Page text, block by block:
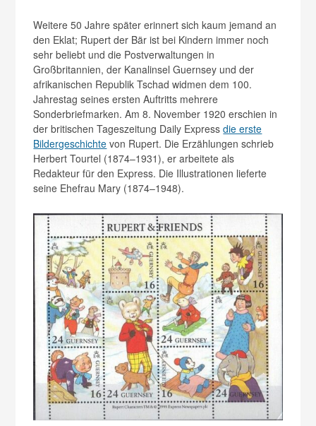
Weitere 50 Jahre später erinnert sich kaum jemand an
den Eklat; Rupert der Bär ist bei Kindern immer noch
sehr beliebt und die Postverwaltungen in
Großbritannien, der Kanalinsel Guernsey und der
afrikanischen Republik Tschad widmen dem 100.
Jahrestag seines ersten Auftritts mehrere
Sonderbriefmarken. Am 8. November 1920 erschien in
der britischen Tageszeitung Daily Expressdie erste
Bildergeschichte von Rupert. Die Erzählungen schrieb
Herbert Tourtel (1874–1931), er arbeitete als
Redakteur für den Express. Die Illustrationen lieferte
seine Ehefrau Mary (1874–1948).